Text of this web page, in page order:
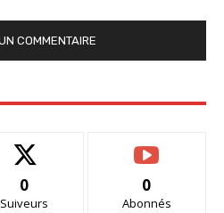
0
Suiveurs
0
Abonnés